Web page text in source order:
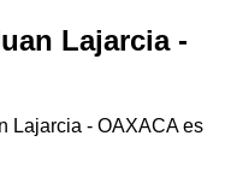
Lajarcia -
Lajarcia - OAXACA es